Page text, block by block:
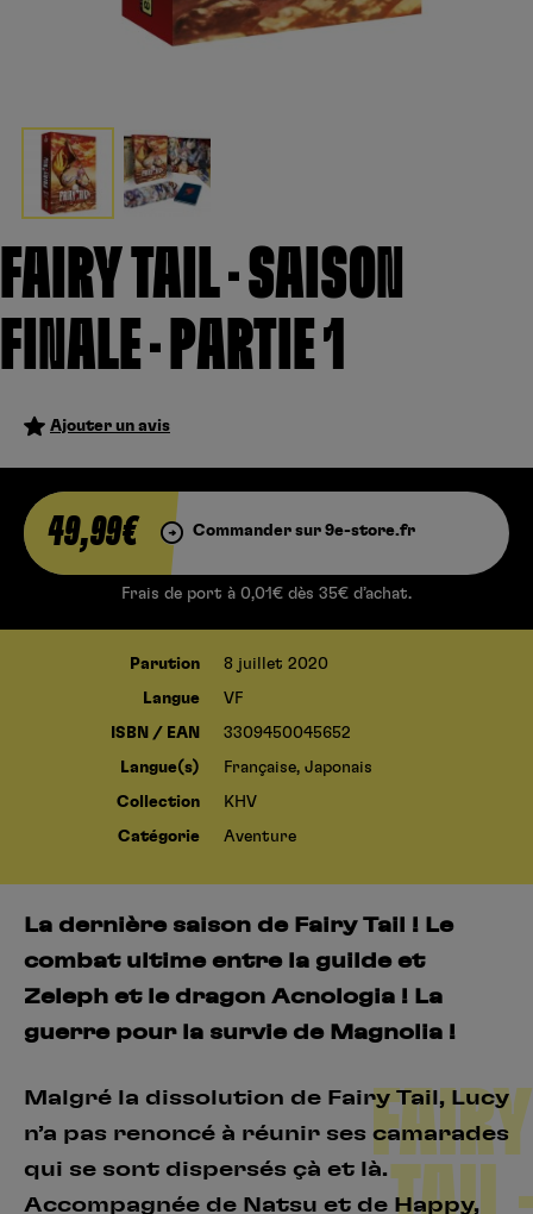
FAIRY TAIL – SAISON
FINALE – PARTIE 1
Ajouter un avis
49,99€ Commander sur 9e-store.fr
Frais de port à 0,01€ dès 35€ d’achat.
Parution 8 juillet 2020
Langue VF
ISBN / EAN 3309450045652
Langue(s) Française, Japonais
Collection KHV
Catégorie Aventure
La dernière saison de Fairy Tail ! Le
combat ultime entre la guilde et
Zeleph et le dragon Acnologia ! La
guerre pour la survie de Magnolia !
Malgré la dissolution de Fairy Tail, Lucy
n’a pas renoncé à réunir ses camarades
qui se sont dispersés çà et là.
Accompagnée de Natsu et de Happy,
FAIRY
Hunter x Hunter
Black Butler